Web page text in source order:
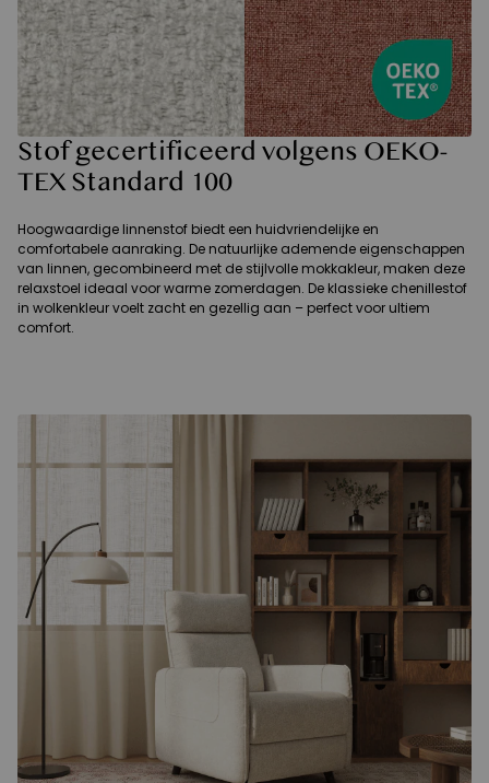
Stof gecertificeerd volgens OEKO-
TEX Standard 100
Hoogwaardige linnenstof biedt een huidvriendelijke en
comfortabele aanraking. De natuurlijke ademende eigenschappen
van linnen, gecombineerd met de stijlvolle mokkakleur, maken deze
relaxstoel ideaal voor warme zomerdagen. De klassieke chenillestof
in wolkenkleur voelt zacht en gezellig aan – perfect voor ultiem
comfort.